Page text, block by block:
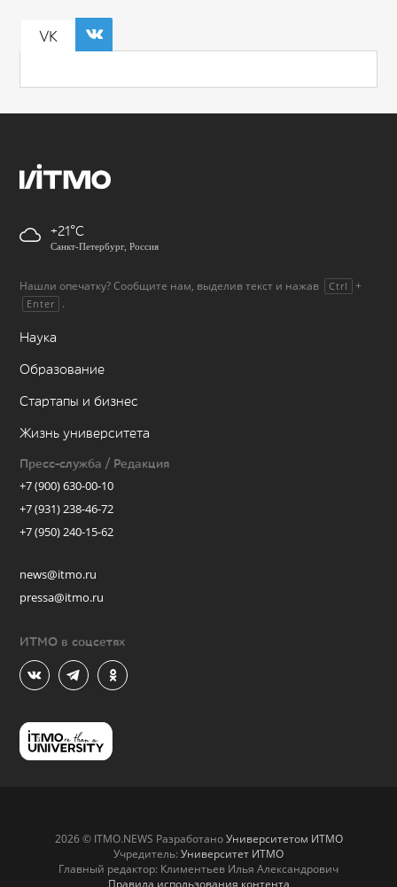
VK
+21
Санкт-Петербург, Россия
Нашли опечатку? Сообщите нам, выделив текст и нажав Ctrl +
Enter .
Наука
Образование
Стартапы и бизнес
Жизнь университета
Пресс-служба / Редакция
+7 (900) 630-00-10
+7 (931) 238-46-72
+7 (950) 240-15-62
news@itmo.ru
pressa@itmo.ru
ИТМО в соцсетях
2026 © ITMO.NEWS РазработаноУниверситетом ИТМО
Учредитель: Университет ИТМО
Главный редактор: Климентьев Илья Александрович
Правила использования контента